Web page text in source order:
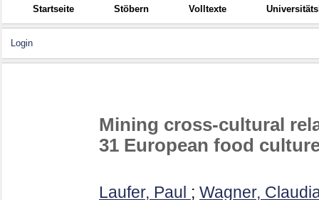
Startseite Stöbern Volltexte
Login
Mining cross-cultural
31 European food
Laufer, Paul ; Wagner,